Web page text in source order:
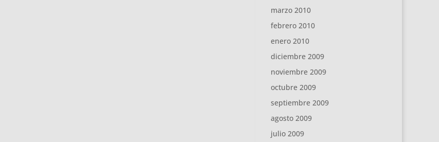
marzo 2010
febrero 2010
enero 2010
diciembre 2009
noviembre 2009
octubre 2009
septiembre 2009
agosto 2009
julio 2009